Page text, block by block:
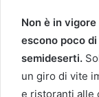
Non è in
escono poco
semideserti.
un giro di vite
e ristoranti alle